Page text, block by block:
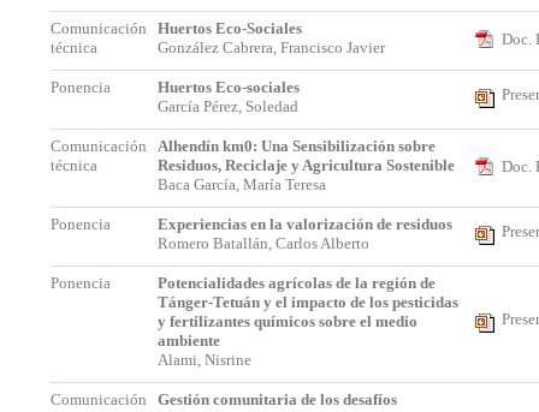
Comunicación
técnica
Huertos Eco-Sociales
González Cabrera, Francisco Javier
Doc.
Ponencia
Huertos Eco-sociales
García Pérez, Soledad
Comunicación
técnica
Alhendín km0: Una Sensibilización sobre
Residuos, Reciclaje y Agricultura Sostenible
Baca García, María Teresa
Doc.
Ponencia
Experiencias en la valorización de residuos
Romero Batallán, Carlos Alberto
Ponencia
Potencialidades agrícolas de la región de
Tánger-Tetuán y el impacto de los pesticidas
y fertilizantes químicos sobre el medio
ambiente
Alami, Nisrine
Comunicación
Gestión comunitaria de los desafíos